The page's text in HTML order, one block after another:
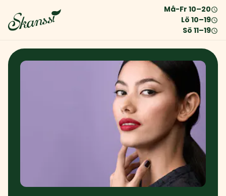
Må-Fr 10–20
Lö 10–19
Sö 11–19